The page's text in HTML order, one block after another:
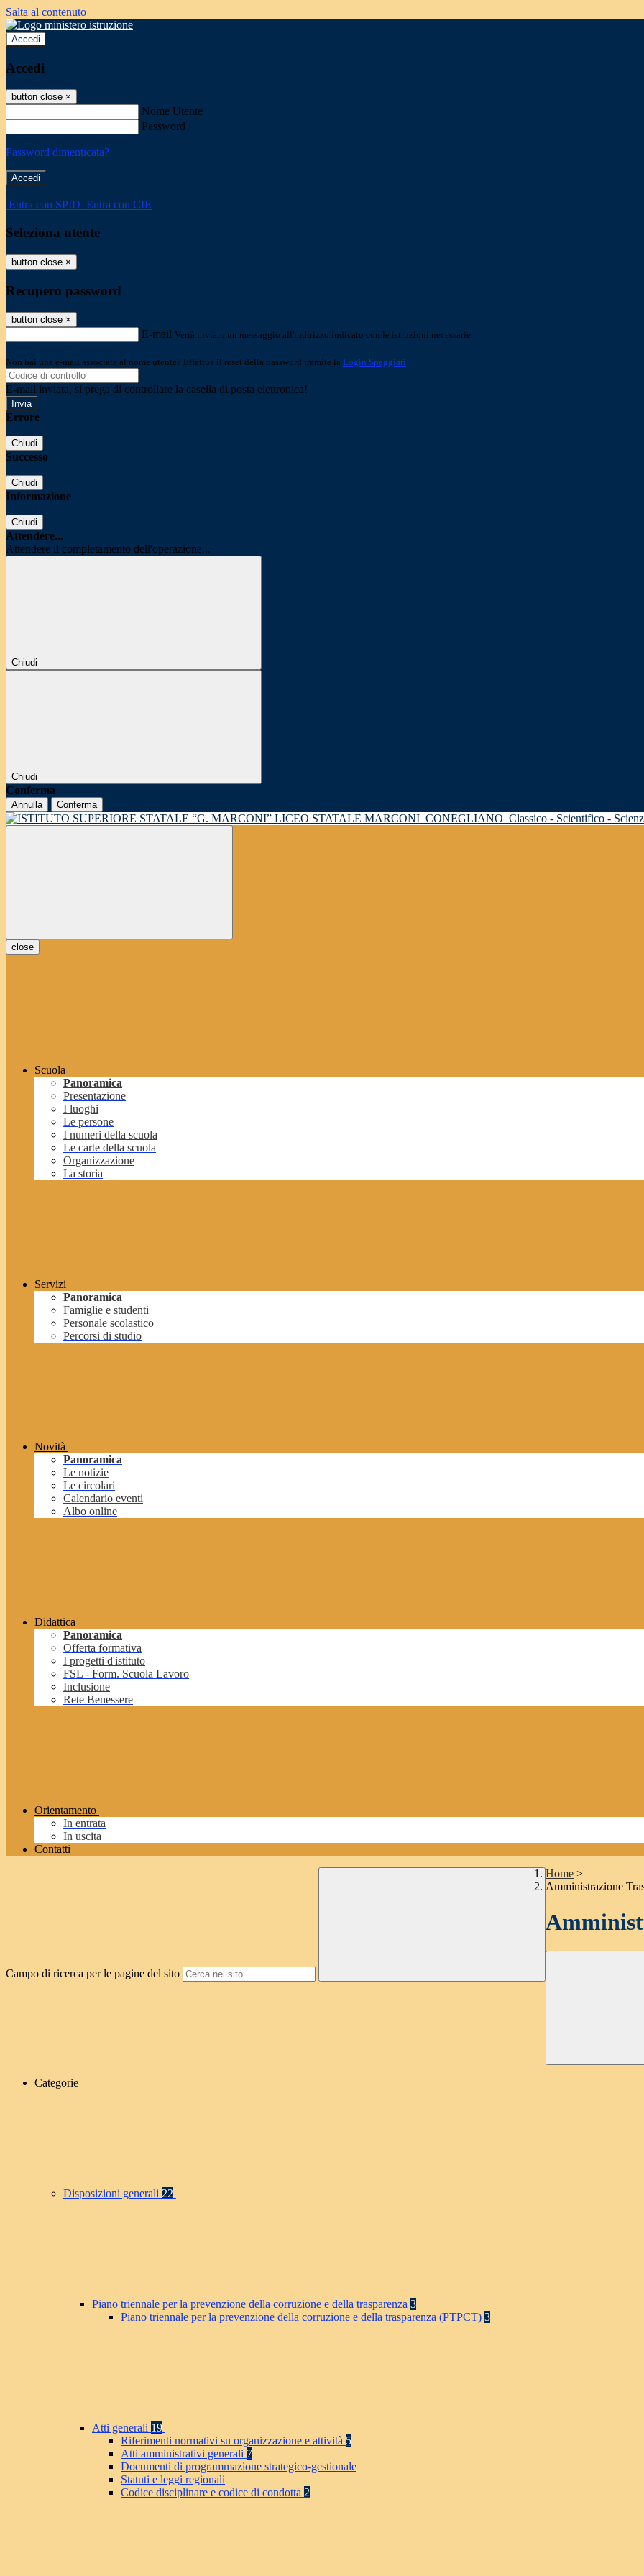
Salta al contenuto
Accedi
Accedi
button close ×
Nome Utente
Password
Password dimenticata?
-
Entra con SPID Entra con CIE
Seleziona utente
button close ×
Recupero password
button close ×
E-mail Verrà inviato un messaggio all'indirizzo indicato con le istruzioni necessarie.
Non hai una e-mail associata al nome utente? Effettua il reset della password tramite la Login Spaggiari
E-mail inviata, si prega di controllare la casella di posta elettronica!
Errore
Chiudi
Successo
Chiudi
Informazione
Chiudi
Attendere...
Attendere il completamento dell'operazione...
Chiudi
Chiudi
Conferma
Annulla Conferma
LICEO STATALE MARCONI CONEGLIANO Classico - Scientifico -
close
Scuola
Panoramica
Presentazione
I luoghi
Le persone
I numeri della scuola
Le carte della scuola
Organizzazione
La storia
Servizi
Panoramica
Famiglie e studenti
Personale scolastico
Percorsi di studio
Novità
Panoramica
Le notizie
Le circolari
Calendario eventi
Albo online
Didattica
Panoramica
Offerta formativa
I progetti d'istituto
FSL - Form. Scuola Lavoro
Inclusione
Rete Benessere
Orientamento
In entrata
In uscita
Contatti
Campo di ricerca per le pagine del sito
Home >
Amministrazione
Categorie
Disposizioni generali 22
Piano triennale per la prevenzione della corruzione e della trasparenza 3
Piano triennale per la prevenzione della corruzione e della trasparenza (PTPCT) 3
Atti generali 19
Riferimenti normativi su organizzazione e attività 5
Atti amministrativi generali 7
Documenti di programmazione strategico-gestionale
Statuti e leggi regionali
Codice disciplinare e codice di condotta 2